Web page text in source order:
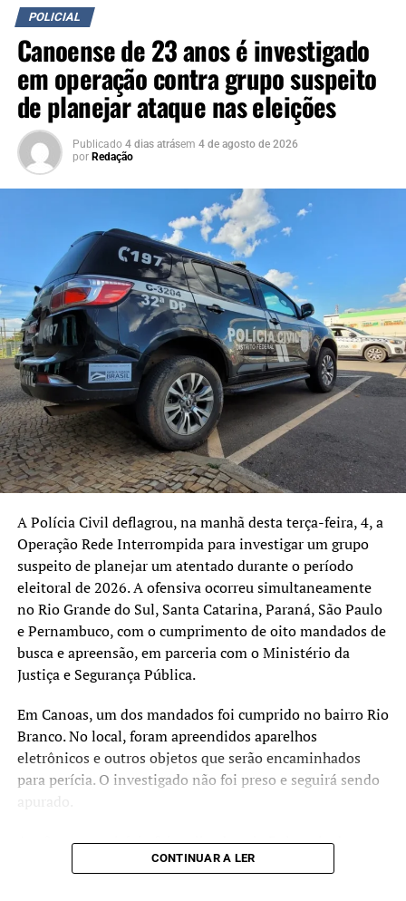
Equipes do Corpo de Bombeiros Militar atenderam a
ocorrência, mas o motociclista morreu no local.
Na mesma rodovia, na altura do bairro Estação, outra
queda de árvore atingiu um carro e bloqueou
parcialmente a pista. Ninguém ficou ferido. Os bombeiros
realizaram a remoção da árvore e do veículo para a
liberação do trânsito.
POLICIAL
Canoense de 23 anos é investigado
em operação contra grupo suspeito
de planejar ataque nas eleições
Publicado 4 dias atrásem 4 de agosto de 2026
por Redação
A Polícia Civil deflagrou, na manhã desta terça-feira, 4, a
Operação Rede Interrompida para investigar um grupo
suspeito de planejar um atentado durante o período
eleitoral de 2026. A ofensiva ocorreu simultaneamente
no Rio Grande do Sul, Santa Catarina, Paraná, São Paulo
e Pernambuco, com o cumprimento de oito mandados de
busca e apreensão, em parceria com o Ministério da
Justiça e Segurança Pública.
Em Canoas, um dos mandados foi cumprido no bairro Rio
Branco. No local, foram apreendidos aparelhos
eletrônicos e outros objetos que serão encaminhados
para perícia. O investigado não foi preso e seguirá sendo
apurado.
A ação no município foi realizada pela Delegacia de
Repressão às Ações Criminosas Organizadas (Draco) de
CONTINUAR A LER